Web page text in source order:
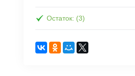
Остаток: (3)